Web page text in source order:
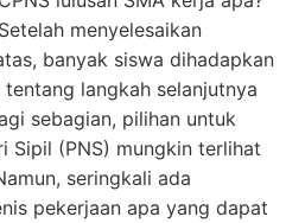
Setelah menyelesaikan
banyak siswa dihadapkan
langkah selanjutnya
sebagian, pilihan untuk
Sipil (PNS) mungkin terlihat
seringkali ada
pekerjaan apa yang dapat